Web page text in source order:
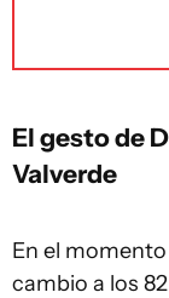
El gesto de
Valverde
En el
cambio a los